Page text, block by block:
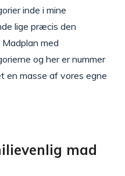
inde i mine
lige præcis den
med
og her er nummer
en masse af vores egne
mad